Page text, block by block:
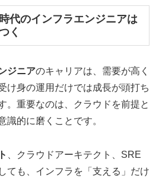
代のインフラエンジニアは
く
ジニアのキャリアは、需要が高く
け身の運用だけでは成長が頭打ち
。重要なのは、クラウドを前提と
識的に磨くことです。
、クラウドアーキテクト、SRE
ても、インフラを「支える」だけ